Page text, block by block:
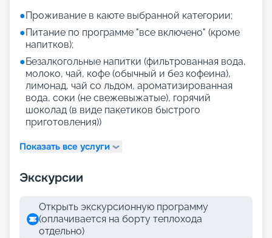
●Проживание в каюте выбранной категории;
●Питание по программе "все включено" (кроме
напитков);
●Безалкогольные напитки (фильтрованная вода,
молоко, чай, кофе (обычный и без кофеина),
лимонад, чай со льдом, ароматизированная
вода, соки (не свежевыжатые), горячий
шоколад (в виде пакетиков быстрого
приготовления))
Показать все услуги
Экскурсии
Открыть экскурсионную программу
(оплачивается на борту теплохода
отдельно)